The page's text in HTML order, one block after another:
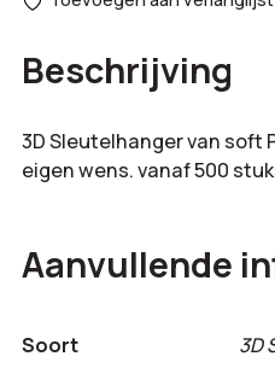
Beschrijving
3D Sleutelhanger van soft
eigen wens. vanaf 500
Aanvullende
Soort 3D